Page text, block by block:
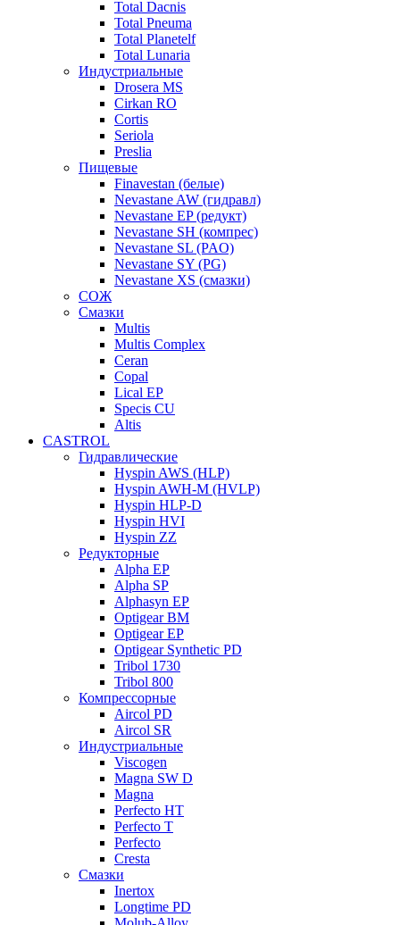
Total Dacnis
Total Pneuma
Total Planetelf
Total Lunaria
Индустриальные
Drosera MS
Cirkan RO
Cortis
Seriola
Preslia
Пищевые
Finavestan (белые)
Nevastane AW (гидравл)
Nevastane EP (редукт)
Nevastane SH (компрес)
Nevastane SL (PAO)
Nevastane SY (PG)
Nevastane XS (смазки)
СОЖ
Смазки
Multis
Multis Complex
Ceran
Copal
Lical EP
Specis CU
Altis
CASTROL
Гидравлические
Hyspin AWS (HLP)
Hyspin AWH-M (HVLP)
Hyspin HLP-D
Hyspin HVI
Hyspin ZZ
Редукторные
Alpha EP
Alpha SP
Alphasyn EP
Optigear BM
Optigear EP
Optigear Synthetic PD
Tribol 1730
Tribol 800
Компрессорные
Aircol PD
Aircol SR
Индустриальные
Viscogen
Magna SW D
Magna
Perfecto HT
Perfecto T
Perfecto
Cresta
Смазки
Inertox
Longtime PD